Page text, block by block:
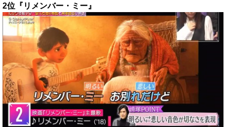
2位『リメンバー・ミー』